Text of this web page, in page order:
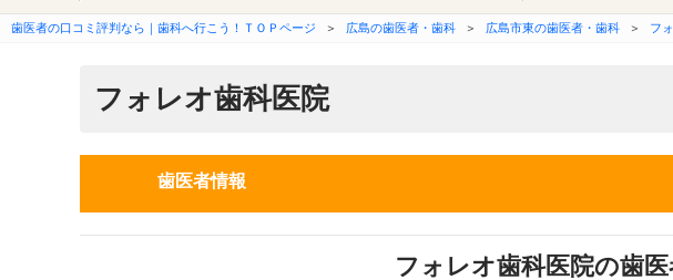
歯医者の口コミ評判なら｜歯科へ行こう！ＴＯＰページ ＞ 広島の歯医者・歯科 ＞ 広島市東の歯医者・歯科 ＞ フ
フォレオ歯科医院
歯医者情報
フォレオ歯科医院の歯